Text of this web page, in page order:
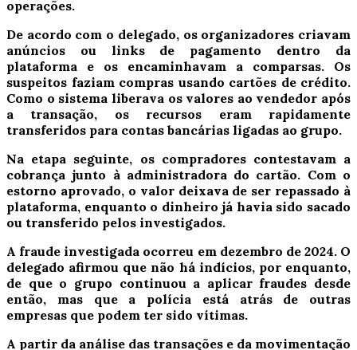
operações.
De acordo com o delegado, os organizadores criavam
anúncios ou links de pagamento dentro da
plataforma e os encaminhavam a comparsas. Os
suspeitos faziam compras usando cartões de crédito.
Como o sistema liberava os valores ao vendedor após
a transação, os recursos eram rapidamente
transferidos para contas bancárias ligadas ao grupo.
Na etapa seguinte, os compradores contestavam a
cobrança junto à administradora do cartão. Com o
estorno aprovado, o valor deixava de ser repassado à
plataforma, enquanto o dinheiro já havia sido sacado
ou transferido pelos investigados.
A fraude investigada ocorreu em dezembro de 2024. O
delegado afirmou que não há indícios, por enquanto,
de que o grupo continuou a aplicar fraudes desde
então, mas que a polícia está atrás de outras
empresas que podem ter sido vítimas.
A partir da análise das transações e da movimentação